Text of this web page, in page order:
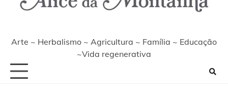
Arte ~ Herbalismo ~ Agricultura ~ Família ~ Educação
~Vida regenerativa